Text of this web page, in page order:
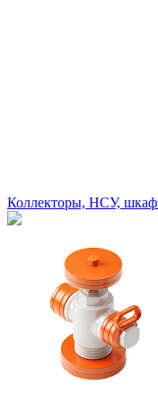
Коллекторы, НСУ,